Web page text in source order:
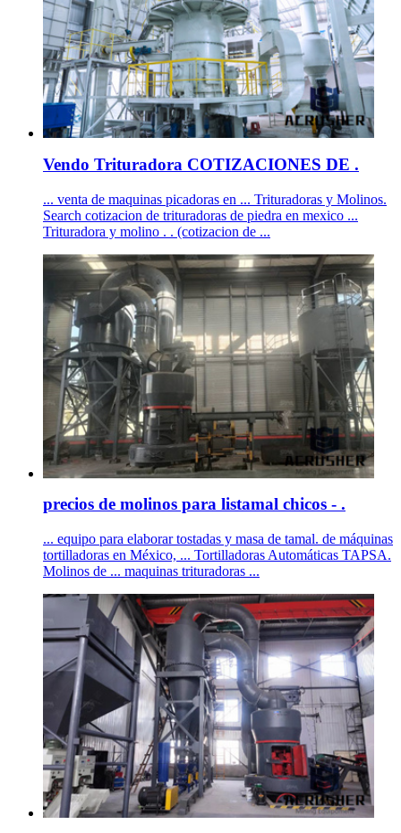
Vendo Trituradora COTIZACIONES DE .
... venta de maquinas picadoras en ... Trituradoras y Molinos.
Search cotizacion de trituradoras de piedra en mexico ...
Trituradora y molino . . (cotizacion de ...
precios de molinos para listamal chicos - .
... equipo para elaborar tostadas y masa de tamal. de máquinas
tortilladoras en México, ... Tortilladoras Automáticas TAPSA.
Molinos de ... maquinas trituradoras ...